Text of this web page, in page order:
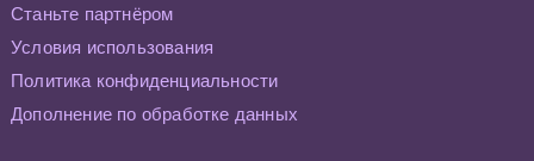
Станьте партнёром
Условия использования
Политика конфиденциальности
Дополнение по обработке данных